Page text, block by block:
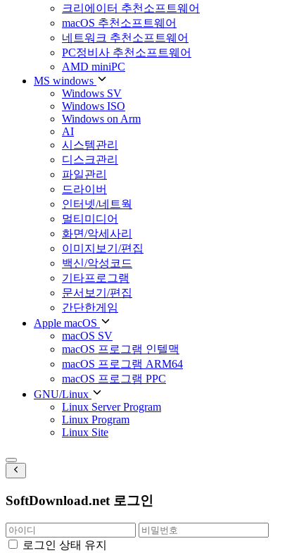
크리에이터 추천소프트웨어
macOS 추천소프트웨어
네트워크 추천소프트웨어
PC정비사 추천소프트웨어
AMD miniPC
MS windows
Windows SV
Windows ISO
Windows on Arm
AI
시스템관리
디스크관리
파일관리
드라이버
인터넷/네트웍
멀티미디어
화면/악세사리
이미지보기/편집
백신/악성코드
기타프로그램
문서보기/편집
간단한게임
Apple macOS
macOS SV
macOS 프로그램 인텔맥
macOS 프로그램 ARM64
macOS 프로그램 PPC
GNU/Linux
Linux Server Program
Linux Program
Linux Site
SoftDownload.net 로그인
로그인 상태 유지